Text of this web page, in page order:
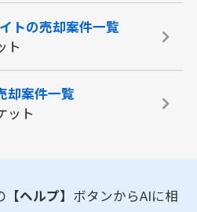
トの売却案件一覧
ト
却案件一覧
ット
【ヘルプ】 ボタンからAIに相